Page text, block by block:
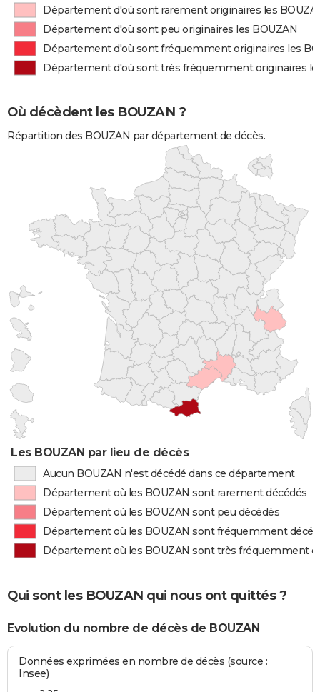
Département d'où sont rarement originaires les
Département d'où sont peu originaires les BOUZAN
Département d'où sont fréquemment originaires les
Département d'où sont très fréquemment originaires
Où décèdent les BOUZAN ?
Répartition des BOUZAN par département de décès.
Les BOUZAN par lieu de décès
Aucun BOUZAN n'est décédé dans ce département
Département où les BOUZAN sont rarement décédés
Département où les BOUZAN sont peu décédés
Département où les BOUZAN sont fréquemment
Département où les BOUZAN sont très fréquemment
Qui sont les BOUZAN qui nous ont quittés ?
Evolution du nombre de décès de BOUZAN
Données exprimées en nombre de décès (source :
Insee)